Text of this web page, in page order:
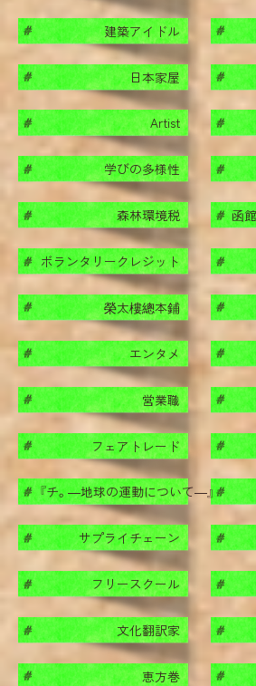
# 建築アイドル #
# 日本家屋 #
# Artist #
# 学びの多様性 #
# 森林環境税 # 函
# ボランタリークレジット #
# 榮太樓總本鋪 #
# エンタメ #
# 営業職 #
# フェアトレード #
# 『チ。―地球の運動について―』#
# サプライチェーン #
# フリースクール #
# 文化翻訳家 #
# 恵方巻 #